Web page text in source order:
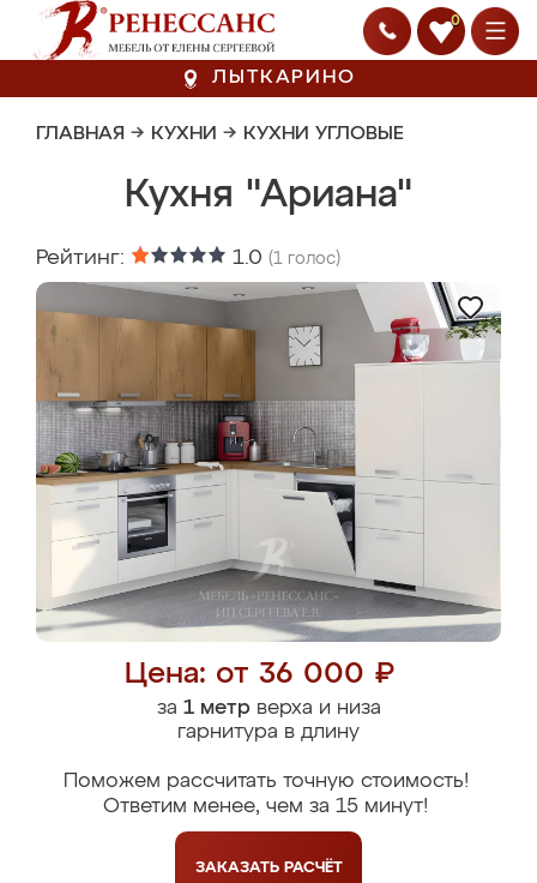
0
ЛЫТКАРИНО
ГЛАВНАЯ → КУХНИ → КУХНИ УГЛОВЫЕ
Кухня "Ариана"
Рейтинг: 1.0 (1 голос)
Цена: от 36 000 ₽
за 1 метрверха и низа
гарнитура в длину
Поможем рассчитать точную стоимость!
Ответим менее, чем за 15 минут!
ЗАКАЗАТЬ РАСЧЁТ